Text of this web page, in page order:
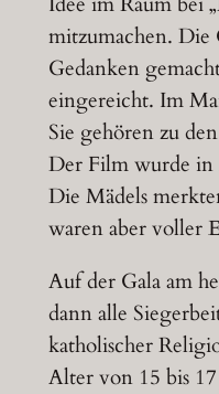
mitzumachen. Die
Gedanken
eingereicht. Im
Sie gehören zu den
Der Film wurde in
Die Mädels
waren aber voller
Auf der Gala am
dann alle
katholischer
Alter von 15 bis